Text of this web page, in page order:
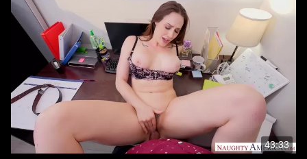
43:33